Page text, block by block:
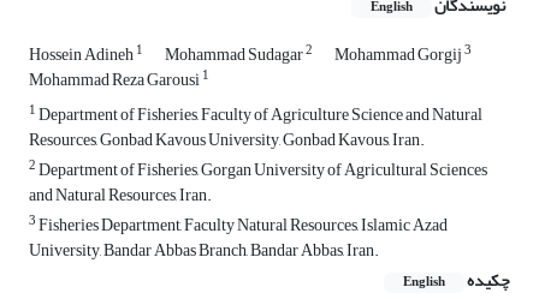
English
Hossein Adineh1 Mohammad Sudagar2 Mohammad Gorgij3
Mohammad Reza Garousi1
1Department of Fisheries, Faculty of Agriculture Science and Natural
Resources, Gonbad Kavous University, Gonbad Kavous, Iran.
2Department of Fisheries, Gorgan University of Agricultural Sciences
and Natural Resources, Iran.
3Fisheries Department, Faculty Natural Resources, Islamic Azad
University, Bandar Abbas Branch, Bandar Abbas, Iran.
چکیده
English